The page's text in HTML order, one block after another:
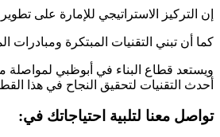
إن التركيز الاستراتيجي للإمارة على
كما أن تبني التقنيات المبتكرة ومبادرات
ويستعد قطاع البناء في أبوظبي لمواصلة
أحدث التقنيات لتحقيق النجاح في هذا
تواصل معنا لتلبية احتياجاتك في: